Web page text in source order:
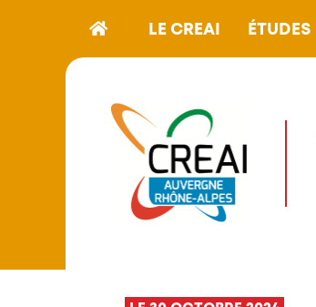
LE CREAI ÉTUDES